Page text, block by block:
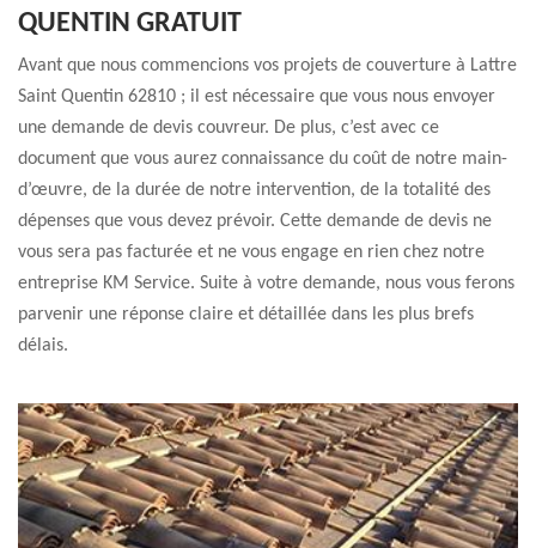
QUENTIN GRATUIT
Avant que nous commencions vos projets de couverture à Lattre
Saint Quentin 62810 ; il est nécessaire que vous nous envoyer
une demande de devis couvreur. De plus, c’est avec ce
document que vous aurez connaissance du coût de notre main-
d’œuvre, de la durée de notre intervention, de la totalité des
dépenses que vous devez prévoir. Cette demande de devis ne
vous sera pas facturée et ne vous engage en rien chez notre
entreprise KM Service. Suite à votre demande, nous vous ferons
parvenir une réponse claire et détaillée dans les plus brefs
délais.